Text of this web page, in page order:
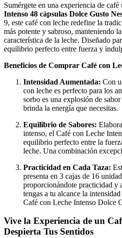
Sumérgete en una experiencia de café
Intenso 48 cápsulas Dolce Gusto
9, este café con leche redefine la
más potente y sabroso, manteniendo
característica de la leche. Diseñado
equilibrio perfecto entre fuerza y
Beneficios de Comprar Café con
Intensidad Aumentada: Con
con leche es perfecto para los
sorbo es una explosión de
brinda la energía que necesitas.
Equilibrio de Sabores:
intenso, el Café con Leche
equilibrio perfecto entre la
leche. Una combinación
Practicidad en Cada Taza:
presenta en 3 cajas de 16
proporcionándote practicidad y
tengas a tu alcance la
Café con Leche Intenso Dolce
Vive la Experiencia de un
Despierta Tus Sentidos